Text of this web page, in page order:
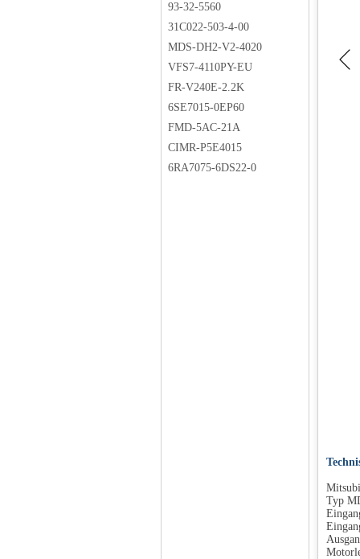
93-32-5560
31C022-503-4-00
MDS-DH2-V2-4020
VFS7-4110PY-EU
FR-V240E-2.2K
6SE7015-0EP60
FMD-5AC-21A
CIMR-P5E4015
6RA7075-6DS22-0
Typ